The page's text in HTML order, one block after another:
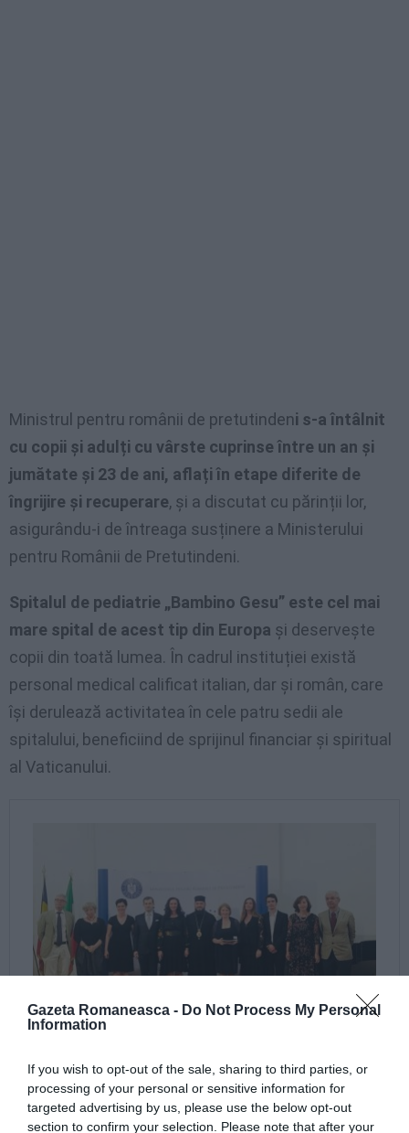
Gazeta Romaneasca - Do Not Process My Personal
Information
If you wish to opt-out of the sale, sharing to third parties, or
processing of your personal or sensitive information for
targeted advertising by us, please use the below opt-out
section to confirm your selection. Please note that after your
Ministrul pentru românii de pretutindeni s-a întâlnit
cu copii și adulți cu vârste cuprinse între un an și
jumătate și 23 de ani, aflați în etape diferite de
îngrijire și recuperare, și a discutat cu părinții lor,
asigurându-i de întreaga susținere a Ministerului
pentru Românii de Pretutindeni.
Spitalul de pediatrie „Bambino Gesu” este cel mai
mare spital de acest tip din Europa și deservește
copii din toată lumea. În cadrul instituției există
personal medical calificat italian, dar și român, care
își derulează activitatea în cele patru sedii ale
spitalului, beneficiind de sprijinul financiar și spiritual
al Vaticanului.